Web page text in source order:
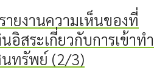
ายงานความเห็นของที่
อิสระเกี่ยวกับการเข้าทำ
นทรัพย์ (2/3)